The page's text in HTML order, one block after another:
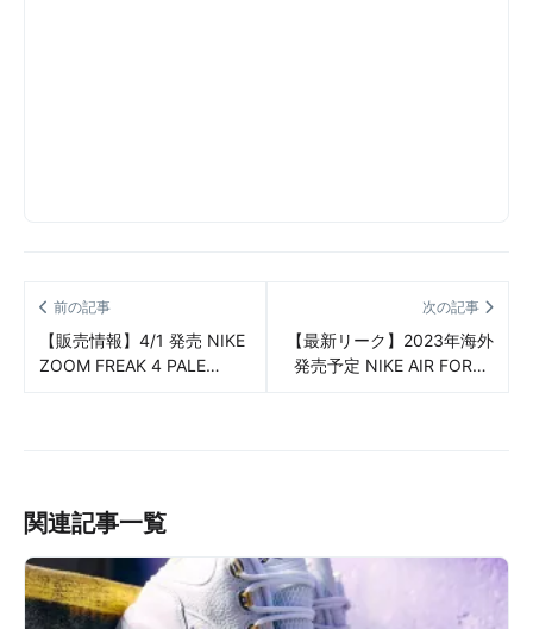
前の記事
【販売情報】4/1 発売 NIKE
ZOOM FREAK 4 PALE
次の記事
【最新リーク】2023年海外
発売予定 NIKE AIR FORCE
関連記事一覧